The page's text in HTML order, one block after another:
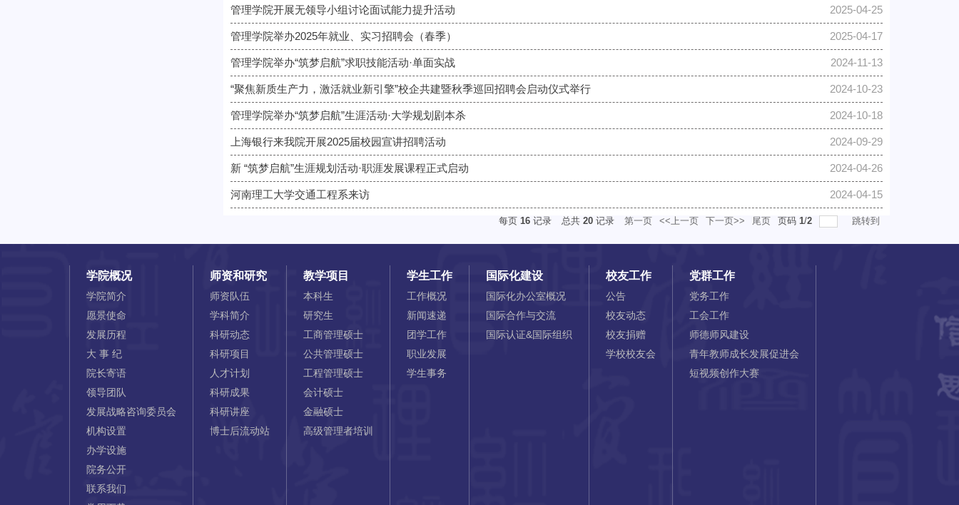
管理学院开展无领导小组讨论面试能力提升活动 2025-04-25
管理学院举办2025年就业、实习招聘会（春季） 2025-04-17
管理学院举办“筑梦启航”求职技能活动·单面实战 2024-11-13
“聚焦新质生产力，激活就业新引擎”校企共建暨秋季巡回招聘会启动仪式举行 2024-10-23
管理学院举办“筑梦启航”生涯活动·大学规划剧本杀 2024-10-18
上海银行来我院开展2025届校园宣讲招聘活动 2024-09-29
新 “筑梦启航”生涯规划活动·职涯发展课程正式启动 2024-04-26
河南理工大学交通工程系来访 2024-04-15
每页 16 记录 总共 20 记录 第一页 <<上一页 下一页>> 尾页 页码 1/2 跳转到
学院概况
学院简介
愿景使命
发展历程
大 事 纪
院长寄语
领导团队
发展战略咨询委员会
机构设置
办学设施
院务公开
联系我们
师资和研究
师资队伍
学科简介
科研动态
科研项目
人才计划
科研成果
科研讲座
博士后流动站
教学项目
本科生
研究生
工商管理硕士
公共管理硕士
工程管理硕士
会计硕士
金融硕士
高级管理者培训
学生工作
工作概况
新闻速递
团学工作
职业发展
学生事务
国际化建设
国际化办公室概况
国际合作与交流
国际认证&国际组织
校友工作
公告
校友动态
校友捐赠
学校校友会
党群工作
党务工作
工会工作
师德师风建设
青年教师成长发展促进会
短视频创作大赛